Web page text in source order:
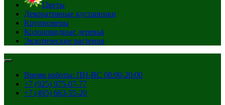
Цветы
Декоративные кустарники
Крупномеры
Колоновидные деревья
Экзотические растения
Время работы: ПН-ВС 08:00-20:00
+7 (925) 975-07-77
+7 (495) 663-55-20